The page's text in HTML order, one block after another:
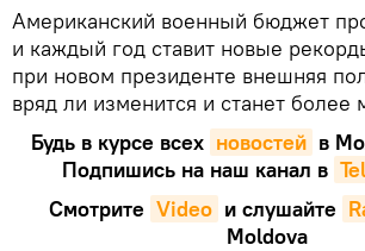
Американский военный бюджет
и каждый год ставит новые
при новом президенте внешняя
вряд ли изменится и станет
Будь в курсе всех новостей в
Подпишись на наш канал в
Смотрите Video и слушайте
Moldova